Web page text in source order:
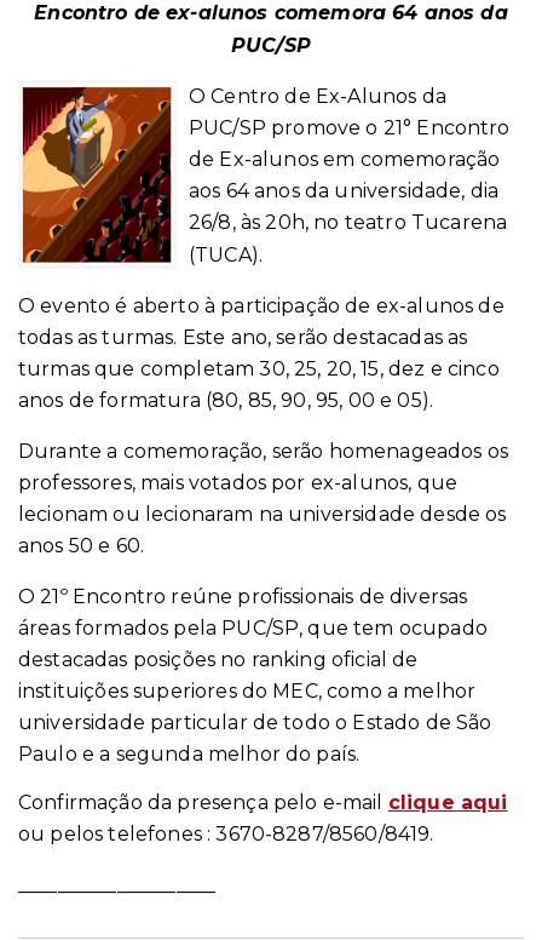
Encontro de ex-alunos comemora 64 anos da
PUC/SP
O Centro de Ex-Alunos da
PUC/SP promove o 21° Encontro
de Ex-alunos em comemoração
aos 64 anos da universidade, dia
26/8, às 20h, no teatro Tucarena
(TUCA).
O evento é aberto à participação de ex-alunos de
todas as turmas. Este ano, serão destacadas as
turmas que completam 30, 25, 20, 15, dez e cinco
anos de formatura (80, 85, 90, 95, 00 e 05).
Durante a comemoração, serão homenageados os
professores, mais votados por ex-alunos, que
lecionam ou lecionaram na universidade desde os
anos 50 e 60.
O 21º Encontro reúne profissionais de diversas
áreas formados pela PUC/SP, que tem ocupado
destacadas posições no ranking oficial de
instituições superiores do MEC, como a melhor
universidade particular de todo o Estado de São
Paulo e a segunda melhor do país.
Confirmação da presença pelo e-mail clique aqui
ou pelos telefones : 3670-8287/8560/8419.